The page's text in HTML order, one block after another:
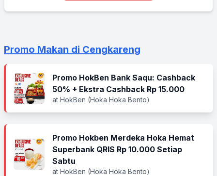
Promo Makan di Cengkareng
Promo HokBen Bank Saqu: Cashback
50% + Ekstra Cashback Rp 15.000
at HokBen (Hoka Hoka Bento)
Promo Hokben Merdeka Hoka Hemat
Superbank QRIS Rp 10.000 Setiap
Sabtu
at HokBen (Hoka Hoka Bento)